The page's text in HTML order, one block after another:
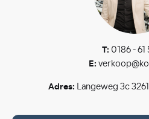
T: 0186 - 61
E:
Adres: Langeweg 3c